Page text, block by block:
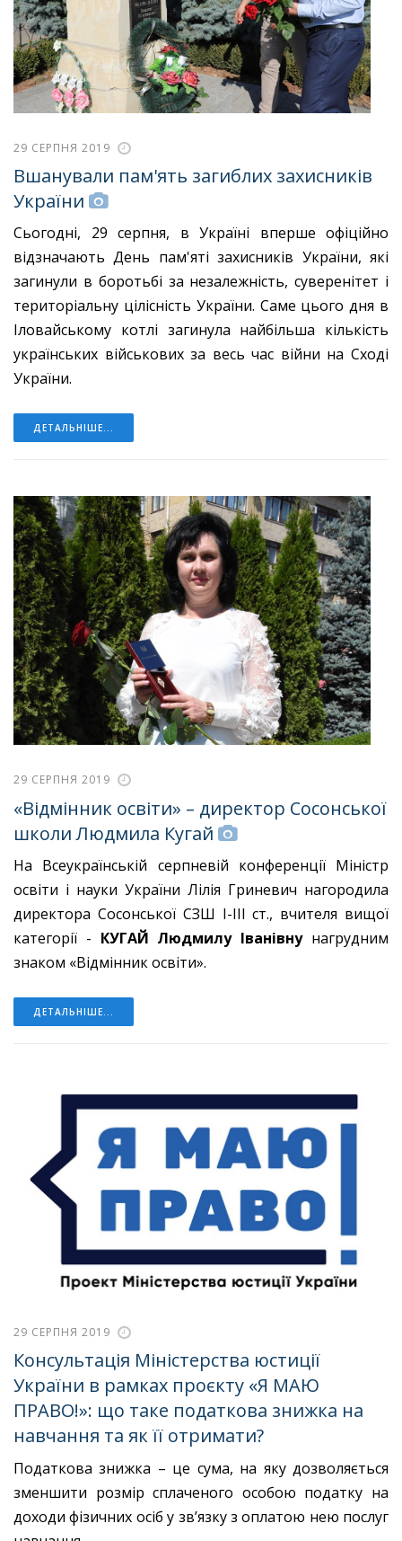
29 СЕРПНЯ 2019
Вшанували пам'ять загиблих захисників
України
Сьогодні, 29 серпня, в Україні вперше офіційно
відзначають День пам'яті захисників України, які
загинули в боротьбі за незалежність, суверенітет і
територіальну цілісність України. Саме цього дня в
Іловайському котлі загинула найбільша кількість
українських військових за весь час війни на Сході
України.
ДЕТАЛЬНІШЕ...
29 СЕРПНЯ 2019
«Відмінник освіти» – директор Сосонської
школи Людмила Кугай
На Всеукраїнській серпневій конференції Міністр
освіти і науки України Лілія Гриневич нагородила
директора Сосонської СЗШ І-ІІІ ст., вчителя вищої
категорії - КУГАЙ Людмилу Іванівнунагрудним
знаком «Відмінник освіти».
ДЕТАЛЬНІШЕ...
29 СЕРПНЯ 2019
Консультація Міністерства юстиції
України в рамках проєкту «Я МАЮ
ПРАВО!»: що таке податкова знижка на
навчання та як її отримати?
Податкова знижка – це сума, на яку дозволяється
зменшити розмір сплаченого особою податку на
доходи фізичних осіб у зв’язку з оплатою нею послуг